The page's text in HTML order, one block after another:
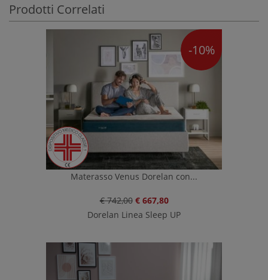
Prodotti Correlati
-10%
Materasso Venus Dorelan con...
€ 742,00 € 667,80
Dorelan Linea Sleep UP